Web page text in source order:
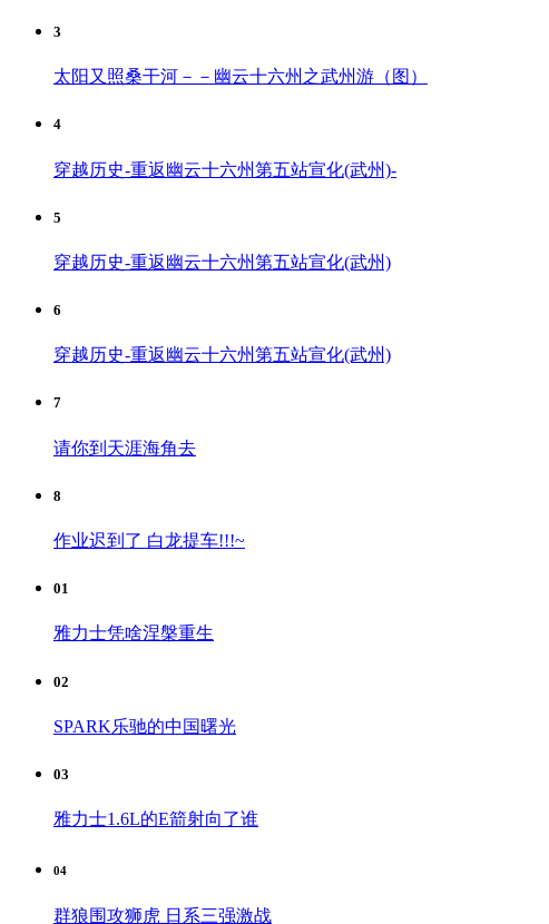
3
太阳又照桑干河－－幽云十六州之武州游（图）
4
穿越历史-重返幽云十六州第五站宣化(武州)-
5
穿越历史-重返幽云十六州第五站宣化(武州)
6
穿越历史-重返幽云十六州第五站宣化(武州)
7
请你到天涯海角去
8
作业迟到了 白龙提车!!!~
01
雅力士凭啥涅槃重生
02
SPARK乐驰的中国曙光
03
雅力士1.6L的E箭射向了谁
04
群狼围攻狮虎 日系三强激战